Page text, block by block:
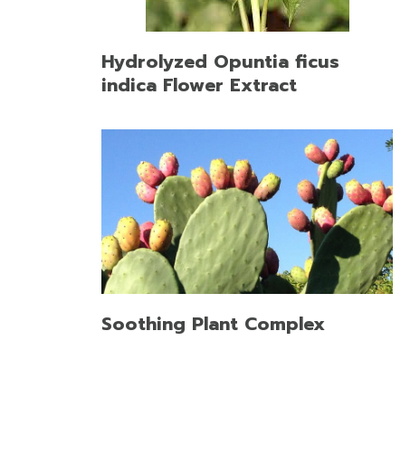
Hydrolyzed Opuntia ficus
indica Flower Extract
Soothing Plant Complex